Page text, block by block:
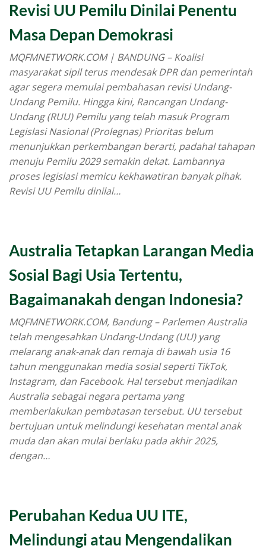
Revisi UU Pemilu Dinilai Penentu
Masa Depan Demokrasi
MQFMNETWORK.COM | BANDUNG – Koalisi
masyarakat sipil terus mendesak DPR dan pemerintah
agar segera memulai pembahasan revisi Undang-
Undang Pemilu. Hingga kini, Rancangan Undang-
Undang (RUU) Pemilu yang telah masuk Program
Legislasi Nasional (Prolegnas) Prioritas belum
menunjukkan perkembangan berarti, padahal tahapan
menuju Pemilu 2029 semakin dekat. Lambannya
proses legislasi memicu kekhawatiran banyak pihak.
Revisi UU Pemilu dinilai…
Australia Tetapkan Larangan Media
Sosial Bagi Usia Tertentu,
Bagaimanakah dengan Indonesia?
MQFMNETWORK.COM, Bandung – Parlemen Australia
telah mengesahkan Undang-Undang (UU) yang
melarang anak-anak dan remaja di bawah usia 16
tahun menggunakan media sosial seperti TikTok,
Instagram, dan Facebook. Hal tersebut menjadikan
Australia sebagai negara pertama yang
memberlakukan pembatasan tersebut. UU tersebut
bertujuan untuk melindungi kesehatan mental anak
muda dan akan mulai berlaku pada akhir 2025,
dengan…
Perubahan Kedua UU ITE,
Melindungi atau Mengendalikan